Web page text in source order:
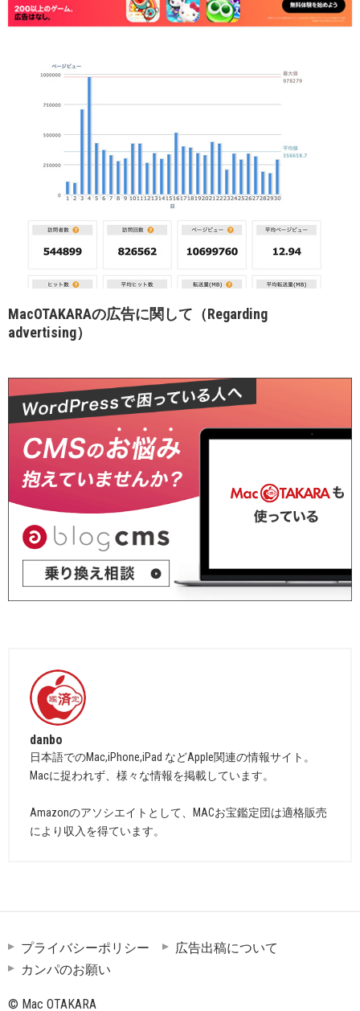
MacOTAKARAの広告に関して（Regarding
advertising）
danbo
日本語でのMac,iPhone,iPad などApple関連の情報サイト。
Macに捉われず、様々な情報を掲載しています。
Amazonのアソシエイトとして、MACお宝鑑定団は適格販売
により収入を得ています。
プライバシーポリシー
広告出稿について
カンパのお願い
© Mac OTAKARA